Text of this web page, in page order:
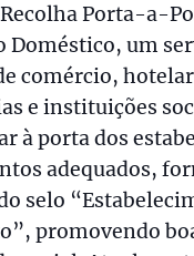
Porta-a-
Doméstico, um
comércio,
e instituições
à porta dos
adequados,
selo
promovendo